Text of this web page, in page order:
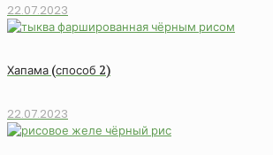
22.07.2023
Хапама (способ 2)
22.07.2023